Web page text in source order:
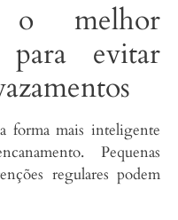
o melhor
para evitar
forma mais inteligente
Pequenas
regulares podem